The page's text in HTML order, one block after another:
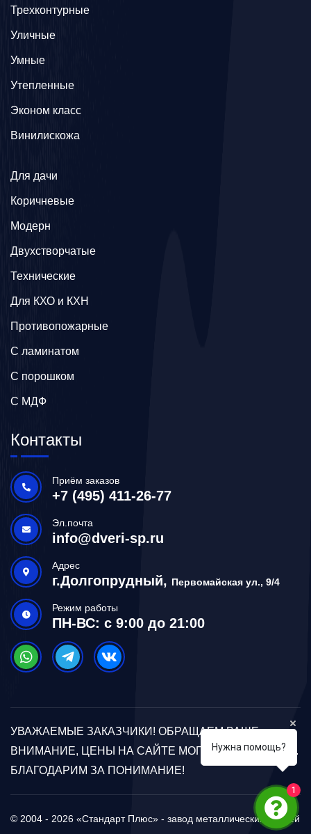
Трехконтурные
Уличные
Умные
Утепленные
Эконом класс
Винилискожа
Для дачи
Коричневые
Модерн
Двухстворчатые
Технические
Для КХО и КХН
Противопожарные
С ламинатом
С порошком
С МДФ
Контакты
Приём заказов
+7 (495) 411-26-77
Эл.почта
info@dveri-sp.ru
Адрес
г.Долгопрудный, Первомайская ул., 9/4
Режим работы
ПН-ВС: с 9:00 до 21:00
УВАЖАЕМЫЕ ЗАКАЗЧИКИ! ОБРАЩАЕМ ВАШЕ
ВНИМАНИЕ, ЦЕНЫ НА САЙТЕ МОГУТ ОТЛИЧАТЬСЯ.
БЛАГОДАРИМ ЗА ПОНИМАНИЕ!
© 2004 - 2026 «Стандарт Плюс» - завод металлических дверей
Нужна помощь?
1